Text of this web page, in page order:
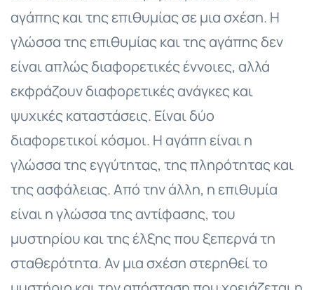
αγάπης και της επιθυμίας σε μια σχέση. Η
γλώσσα της επιθυμίας και της αγάπης δεν
είναι απλώς διαφορετικές έννοιες, αλλά
εκφράζουν διαφορετικές ανάγκες και
ψυχικές καταστάσεις. Είναι δύο
διαφορετικοί κόσμοι. Η αγάπη είναι η
γλώσσα της εγγύτητας, της πληρότητας και
της ασφάλειας. Από την άλλη, η επιθυμία
είναι η γλώσσα της αντίφασης, του
μυστηρίου και της έλξης που ξεπερνά τη
σταθερότητα. Αν μια σχέση στερηθεί το